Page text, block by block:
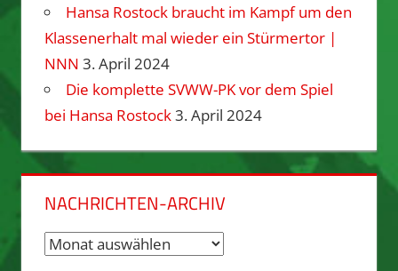
Hansa Rostock braucht im Kampf um den
Klassenerhalt mal wieder ein Stürmertor |
NNN 3. April 2024
Die komplette SVWW-PK vor dem Spiel
bei Hansa Rostock3. April 2024
NACHRICHTEN-ARCHIV
Nachrichten-